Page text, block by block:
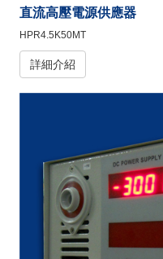
直流高壓電源供應器
HPR4.5K50MT
詳細介紹